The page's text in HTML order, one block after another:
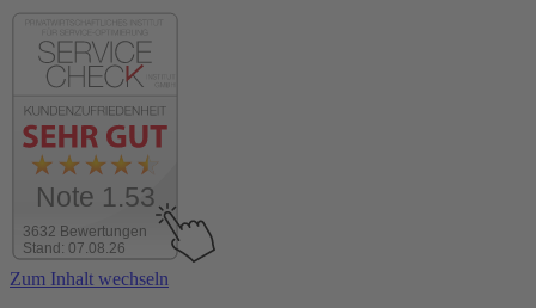
3632 Bewertungen
Stand: 07.08.26
Note 1.53
Zum Inhalt wechseln